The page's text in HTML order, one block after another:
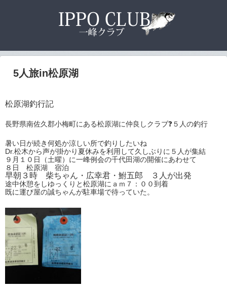
5人旅in松原湖
松原湖釣行記
長野県南佐久郡小梅町にある松原湖に仲良しクラブ❓５人の釣行
暑い日が続き何処か涼しい所で釣りしたいね
Dr.松木から声が掛かり夏休みを利用して久しぶりに５人が集結
９月１０日（土曜）に一峰例会の千代田湖の開催にあわせて
８日 松原湖 宿泊
早朝３時 柴ちゃん・広幸君・鮒五郎 ３人が出発
途中休憩をしゆっくりと松原湖にａｍ７：００到着
既に運び屋の誠ちゃんが駐車場で待っていた。